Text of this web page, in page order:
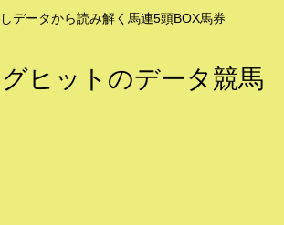
データから読み解く馬連5頭BOX馬券
ヒットのデータ競馬